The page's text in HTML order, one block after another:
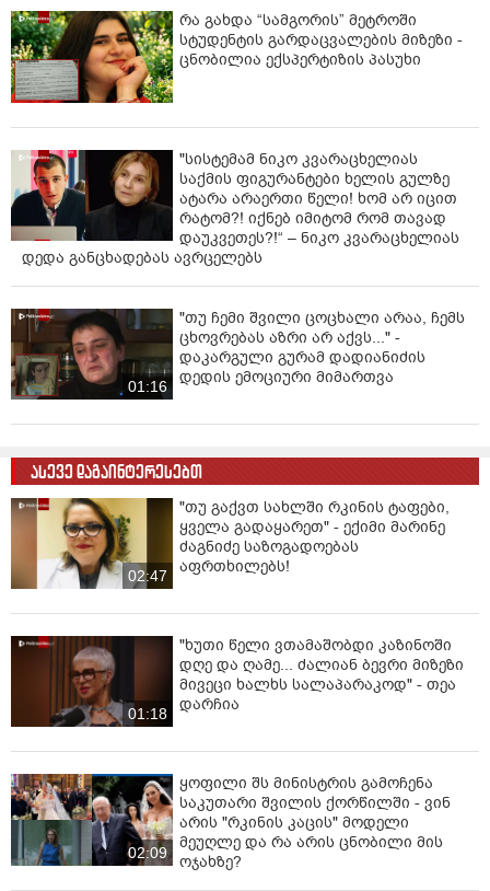
რა გახდა “სამგორის” მეტროში
სტუდენტის გარდაცვალების მიზეზი -
ცნობილია ექსპერტიზის პასუხი
"სისტემამ ნიკო კვარაცხელიას
საქმის ფიგურანტები ხელის გულზე
ატარა არაერთი წელი! ხომ არ იცით
რატომ?! იქნებ იმიტომ რომ თავად
დაუკვეთეს?!“ – ნიკო კვარაცხელიას
დედა განცხადებას ავრცელებს
01:16
"თუ ჩემი შვილი ცოცხალი არაა, ჩემს
ცხოვრებას აზრი არ აქვს..." -
დაკარგული გურამ დადიანიძის
დედის ემოციური მიმართვა
ასევე დაგაინტერესებთ
02:47
"თუ გაქვთ სახლში რკინის ტაფები,
ყველა გადაყარეთ" - ექიმი მარინე
ძაგნიძე საზოგადოებას
აფრთხილებს!
01:18
"ხუთი წელი ვთამაშობდი კაზინოში
დღე და ღამე... ძალიან ბევრი მიზეზი
მივეცი ხალხს სალაპარაკოდ" - თეა
დარჩია
02:09
ყოფილი შს მინისტრის გამოჩენა
საკუთარი შვილის ქორწილში - ვინ
არის "რკინის კაცის" მოდელი
მეუღლე და რა არის ცნობილი მის
ოჯახზე?